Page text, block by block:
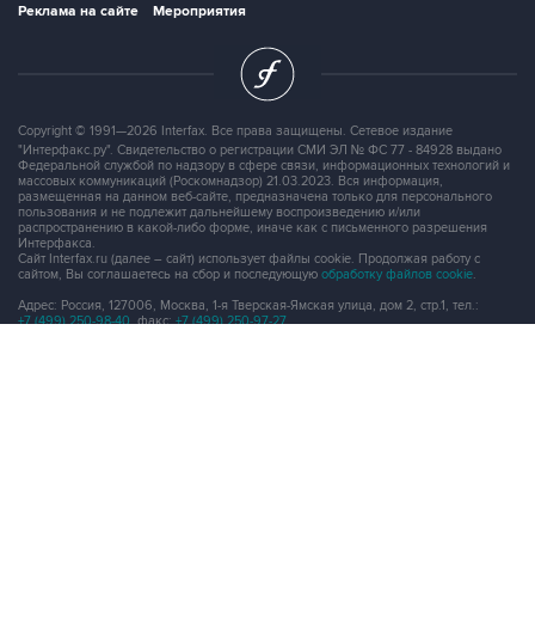
Реклама на сайте
Мероприятия
Copyright © 1991—2026 Interfax. Все права защищены. Сетевое издание
"Интерфакс.ру". Свидетельство о регистрации СМИ ЭЛ № ФС 77 - 84928 выдано
Федеральной службой по надзору в сфере связи, информационных технологий и
массовых коммуникаций (Роскомнадзор) 21.03.2023. Вся информация,
размещенная на данном веб-сайте, предназначена только для персонального
пользования и не подлежит дальнейшему воспроизведению и/или
распространению в какой-либо форме, иначе как с письменного разрешения
Интерфакса.
Сайт Interfax.ru (далее – сайт) использует файлы cookie. Продолжая работу с
сайтом, Вы соглашаетесь на сбор и последующую обработку файлов cookie.
Адрес: Россия, 127006, Москва, 1-я Тверская-Ямская улица, дом 2, стр.1, тел.:
+7 (499) 250-98-40, факс:+7 (499) 250-97-27